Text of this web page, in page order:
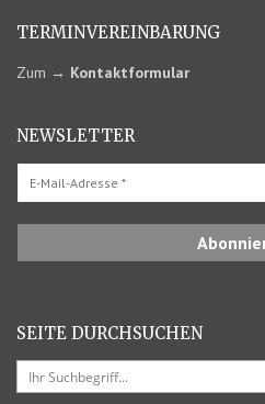
TERMIN­VEREINBARUNG
Zum → Kontaktformular
NEWSLETTER
SEITE DURCHSUCHEN